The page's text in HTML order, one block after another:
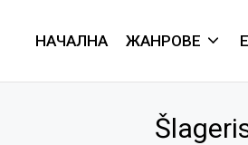
НАЧАЛНА ЖАНРОВЕ